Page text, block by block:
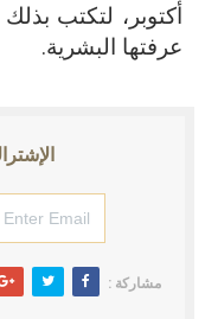
أكتوبر، لتكتب
عرفتها البشرية.
مشاركة :